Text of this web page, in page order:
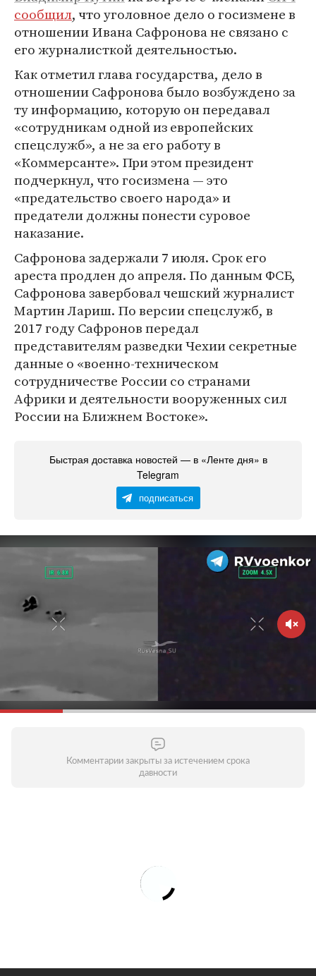
сообщил, что уголовное дело о госизмене в
отношении Ивана Сафронова не связано с
его журналисткой деятельностью.
Как отметил глава государства, дело в
отношении Сафронова было возбуждено за
ту информацию, которую он передавал
«сотрудникам одной из европейских
спецслужб», а не за его работу в
«Коммерсанте». При этом президент
подчеркнул, что госизмена — это
«предательство своего народа» и
предатели должны понести суровое
наказание.
Сафронова задержали 7 июля. Срок его
ареста продлен до апреля. По данным ФСБ,
Сафронова завербовал чешский журналист
Мартин Лариш. По версии спецслужб, в
2017 году Сафронов передал
представителям разведки Чехии секретные
данные о «военно-техническом
сотрудничестве России со странами
Африки и деятельности вооруженных сил
России на Ближнем Востоке».
Быстрая доставка новостей — в «Ленте дня» в
Telegram
подписаться
Комментарии закрыты за истечением срока
давности